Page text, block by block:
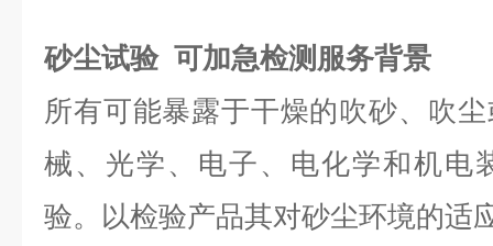
砂尘试验 可加急检测服务背景
所有可能暴露于干燥的吹砂、吹
械、光学、电子、电化学和机电
验。以检验产品其对砂尘环境的适